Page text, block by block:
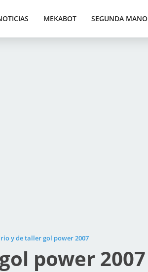
MEKABOT SEGUNDA MANO
y de taller gol power 2007
power 2007